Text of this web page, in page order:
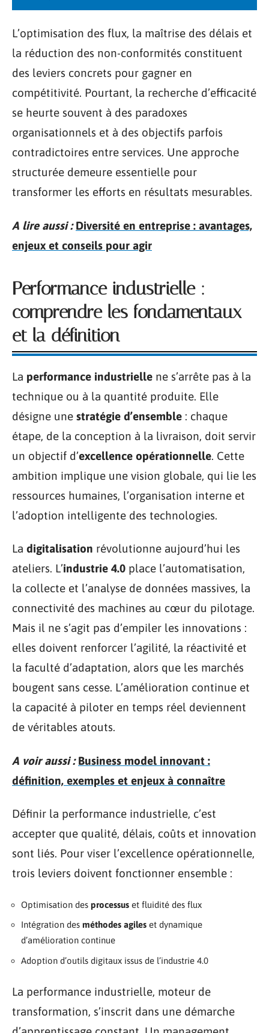
L’optimisation des flux, la maîtrise des délais et
la réduction des non-conformités constituent
des leviers concrets pour gagner en
compétitivité. Pourtant, la recherche d’efficacité
se heurte souvent à des paradoxes
organisationnels et à des objectifs parfois
contradictoires entre services. Une approche
structurée demeure essentielle pour
transformer les efforts en résultats mesurables.
A lire aussi : Diversité en entreprise : avantages,
enjeux et conseils pour agir
Performance industrielle :
comprendre les fondamentaux
et la définition
La performance industrielle ne s’arrête pas à la
technique ou à la quantité produite. Elle
désigne une stratégie d’ensemble : chaque
étape, de la conception à la livraison, doit servir
un objectif d’excellence opérationnelle. Cette
ambition implique une vision globale, qui lie les
ressources humaines, l’organisation interne et
l’adoption intelligente des technologies.
La digitalisation révolutionne aujourd’hui les
ateliers. L’industrie 4.0 place l’automatisation,
la collecte et l’analyse de données massives, la
connectivité des machines au cœur du pilotage.
Mais il ne s’agit pas d’empiler les innovations :
elles doivent renforcer l’agilité, la réactivité et
la faculté d’adaptation, alors que les marchés
bougent sans cesse. L’amélioration continue et
la capacité à piloter en temps réel deviennent
de véritables atouts.
A voir aussi : Business model innovant :
définition, exemples et enjeux à connaître
Définir la performance industrielle, c’est
accepter que qualité, délais, coûts et innovation
sont liés. Pour viser l’excellence opérationnelle,
trois leviers doivent fonctionner ensemble :
Optimisation des processus et fluidité des flux
Intégration des méthodes agiles et dynamique
d’amélioration continue
Adoption d’outils digitaux issus de l’industrie 4.0
La performance industrielle, moteur de
transformation, s’inscrit dans une démarche